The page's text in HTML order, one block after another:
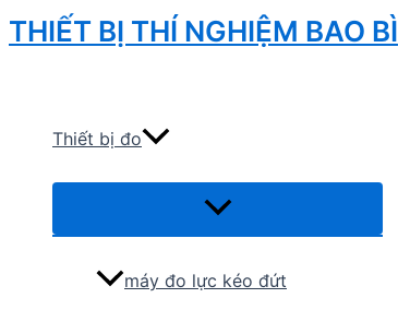
Skip
to
THIẾT BỊ THÍ NGHIỆM BAO BÌ
Thiết bị đo
Menu
máy đo lực kéo đứt